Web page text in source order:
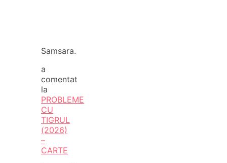
Samsara.
a
comentat
la
PROBLEME
CU
TIGRUL
(2026)
–
CARTE